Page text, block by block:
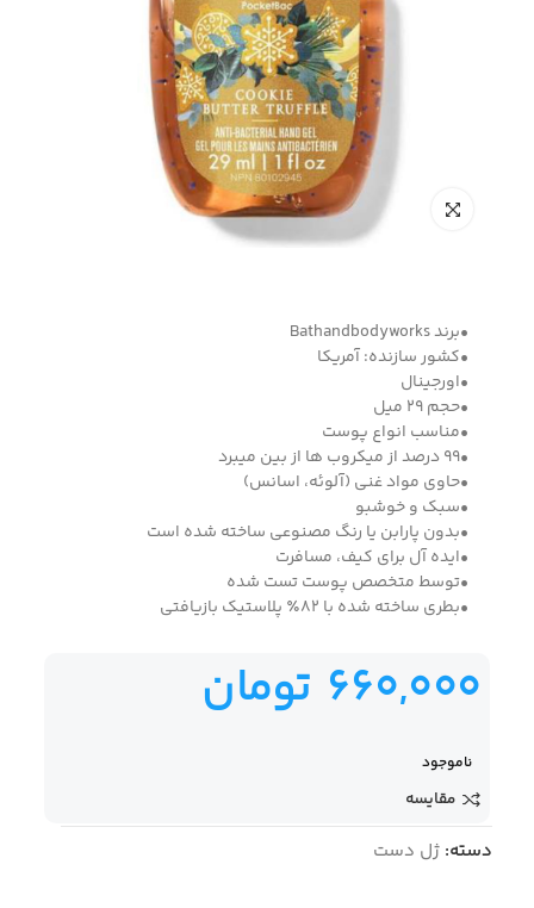
•برند Bathandbodyworks
•کشور سازنده: آمریکا
•اورجینال
•حجم 29 میل
•مناسب انواع پوست
•99 درصد از میکروب ها از بین میبرد
•حاوی مواد غنی (آلوئه، اسانس)
•سبک و خوشبو
•بدون پارابن یا رنگ مصنوعی ساخته شده است
•ایده آل برای کیف، مسافرت
•توسط متخصص پوست تست شده
•بطری ساخته شده با 82٪ پلاستیک بازیافتی
660,000 تومان
ناموجود
مقایسه
دسته: ژل دست